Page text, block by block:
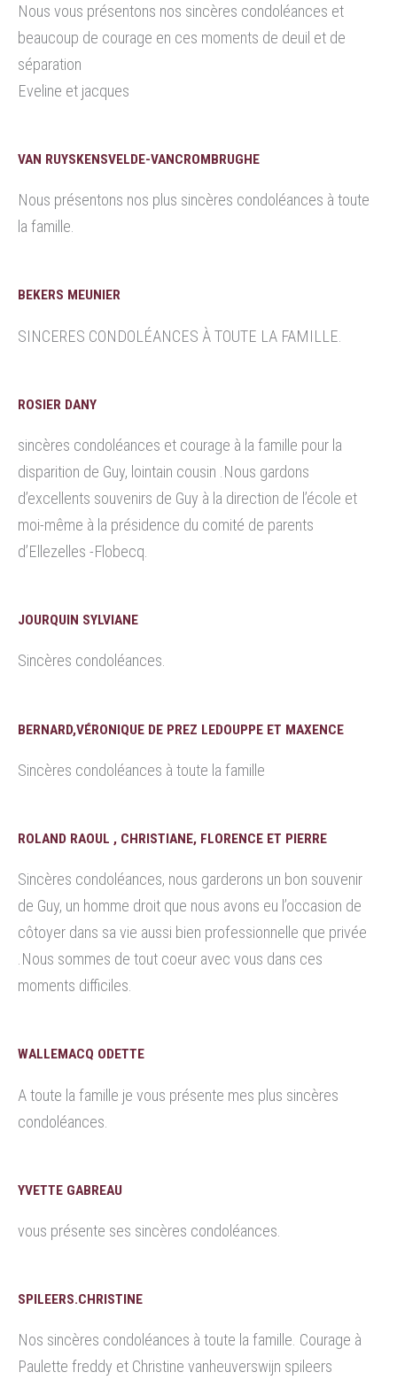
Nous vous présentons nos sincères condoléances et
beaucoup de courage en ces moments de deuil et de
séparation
Eveline et jacques
VAN RUYSKENSVELDE-VANCROMBRUGHE
Nous présentons nos plus sincères condoléances à toute
la famille.
BEKERS MEUNIER
SINCERES CONDOLÉANCES À TOUTE LA FAMILLE.
ROSIER DANY
sincères condoléances et courage à la famille pour la
disparition de Guy, lointain cousin .Nous gardons
d’excellents souvenirs de Guy à la direction de l’école et
moi-même à la présidence du comité de parents
d’Ellezelles -Flobecq.
JOURQUIN SYLVIANE
Sincères condoléances.
BERNARD,VÉRONIQUE DE PREZ LEDOUPPE ET MAXENCE
Sincères condoléances à toute la famille
ROLAND RAOUL , CHRISTIANE, FLORENCE ET PIERRE
Sincères condoléances, nous garderons un bon souvenir
de Guy, un homme droit que nous avons eu l’occasion de
côtoyer dans sa vie aussi bien professionnelle que privée
.Nous sommes de tout coeur avec vous dans ces
moments difficiles.
WALLEMACQ ODETTE
A toute la famille je vous présente mes plus sincères
condoléances.
YVETTE GABREAU
vous présente ses sincères condoléances.
SPILEERS.CHRISTINE
Nos sincères condoléances à toute la famille. Courage à
Paulette freddy et Christine vanheuverswijn spileers